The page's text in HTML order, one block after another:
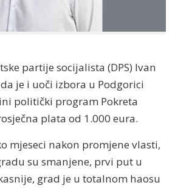
partije socijalista (DPS) Ivan
je i uoči izbora u Podgorici
politički program Pokreta
plata od 1.000 eura.
mjeseci nakon promjene vlasti,
su smanjene, prvi put u
grad je u totalnom haosu